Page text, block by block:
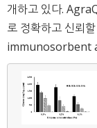
개하고 있다.
로 정확하고 신뢰
immunosorbent